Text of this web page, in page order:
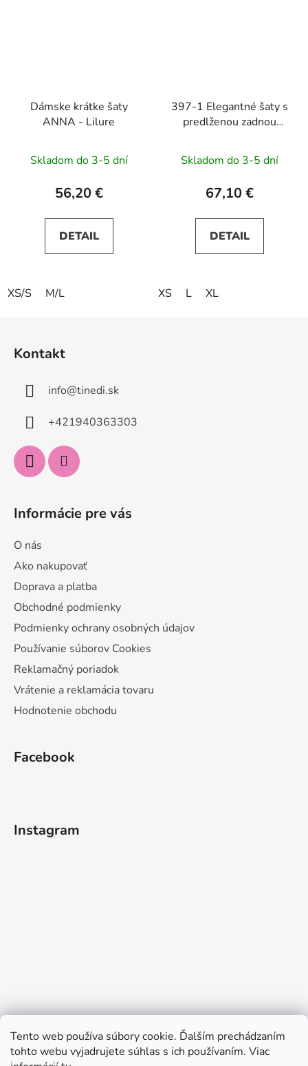
Tento web používa súbory cookie. Ďalším prechádzaním
tohto webu vyjadrujete súhlas s ich používaním. Viac
Dámske krátke šaty
ANNA - Lilure
Skladom do 3-5 dní
56,20 €
DETAIL
XS/S M/L
397-1 Elegantné šaty s
predlženou zadnou
Skladom do 3-5 dní
67,10 €
DETAIL
XS L XL
Kontakt
info@tinedi.sk
+421940363303
Informácie pre vás
O nás
Ako nakupovať
Doprava a platba
Obchodné podmienky
Podmienky ochrany osobných údajov
Používanie súborov Cookies
Reklamačný poriadok
Vrátenie a reklamácia tovaru
Hodnotenie obchodu
Facebook
Instagram